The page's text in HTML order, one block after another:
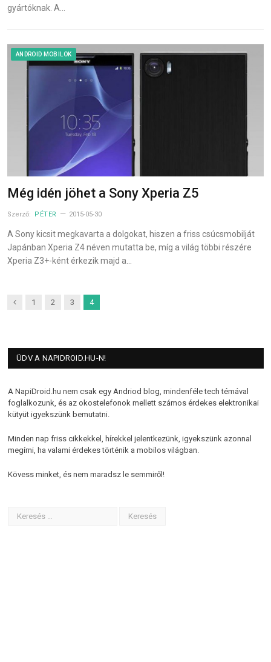
gyártóknak. A…
ANDROID MOBILOK
Még idén jöhet a Sony Xperia Z5
Szerző: PÉTER 2015-05-30
A Sony kicsit megkavarta a dolgokat, hiszen a friss csúcsmobilját
Japánban Xperia Z4 néven mutatta be, míg a világ többi részére
Xperia Z3+-ként érkezik majd a…
Previous
1 2 3 4
ÜDV A NAPIDROID.HU-N!
A NapiDroid.hu nem csak egy Andriod blog, mindenféle tech témával
foglalkozunk, és az okostelefonok mellett számos érdekes elektronikai
kütyüt igyekszünk bemutatni.
Minden nap friss cikkekkel, hírekkel jelentkezünk, igyekszünk azonnal
megírni, ha valami érdekes történik a mobilos világban.
Kövess minket, és nem maradsz le semmiről!